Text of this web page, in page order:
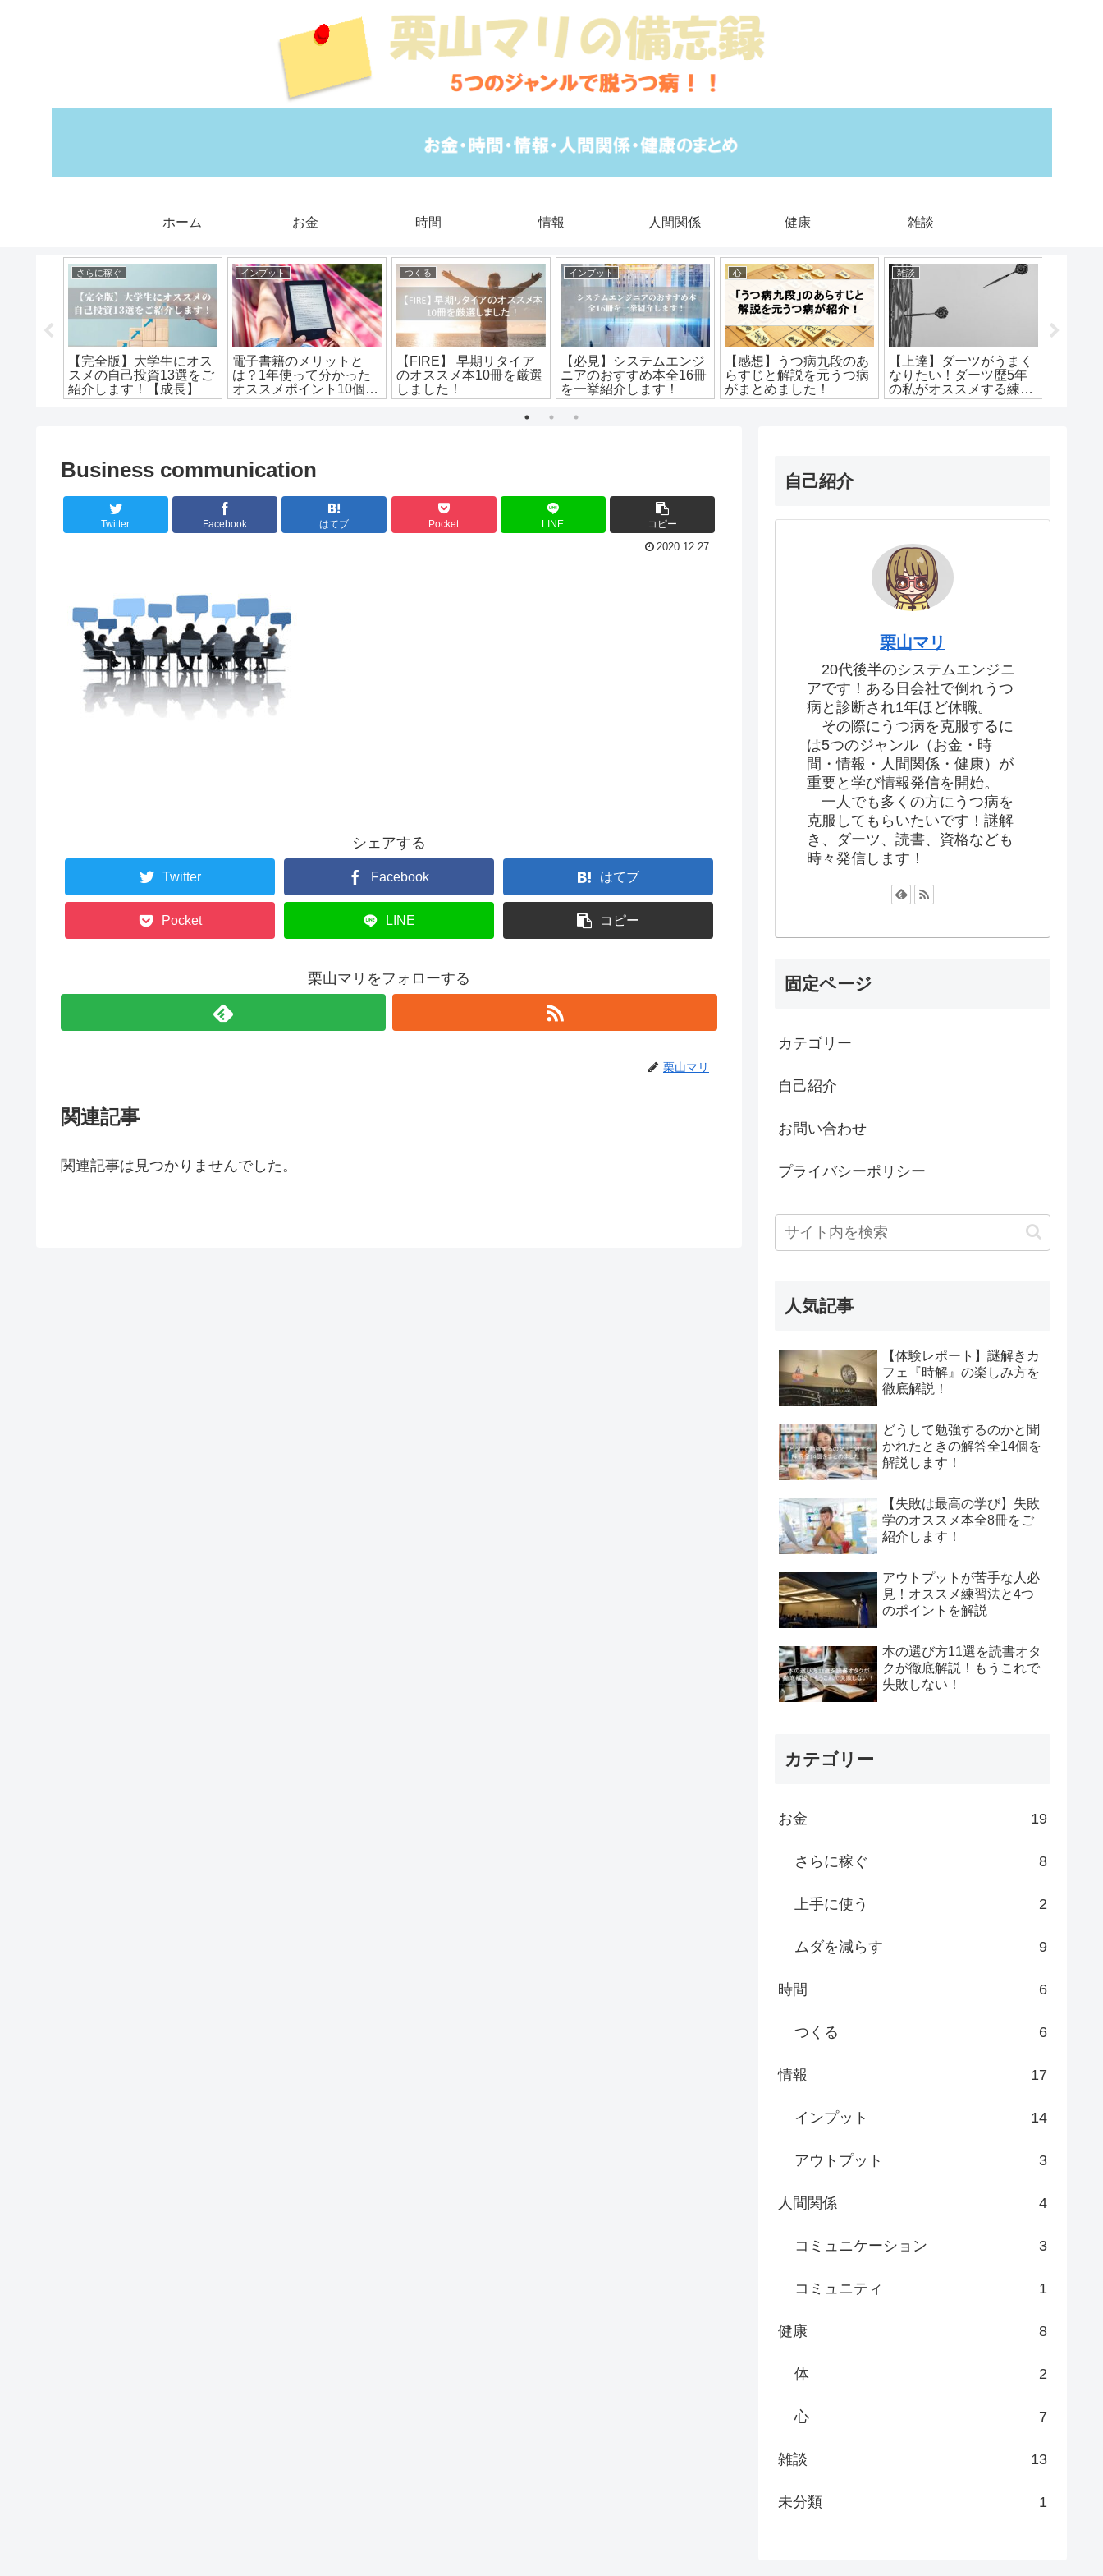
ホーム お金 時間 情報 人間関係 健康 雑談
さらに稼ぐ
【完全版】大学生にオス
スメの自己投資13選をご
紹介します！【成長】
インプット
電子書籍のメリットと
は？1年使って分かった
オススメポイント10個を
紹介します！
つくる
【FIRE】 早期リタイア
のオススメ本10冊を厳選
しました！
インプット
【必見】システムエンジ
ニアのおすすめ本全16冊
を一挙紹介します！
心
【感想】うつ病九段のあ
らすじと解説を元うつ病
がまとめました！
雑談
【上達】ダーツがうまく
なりたい！ダーツ歴5年
の私がオススメする練習
方法を徹底解説
Business communication
Twitter Facebook はてブ Pocket LINE コピー
2020.12.27
シェアする
Twitter Facebook はてブ
Pocket LINE コピー
栗山マリをフォローする
栗山マリ
関連記事
関連記事は見つかりませんでした。
自己紹介
栗山マリ
20代後半のシステムエンジニ
アです！ある日会社で倒れうつ
病と診断され1年ほど休職。
その際にうつ病を克服するに
は5つのジャンル（お金・時
間・情報・人間関係・健康）が
重要と学び情報発信を開始。
一人でも多くの方にうつ病を
克服してもらいたいです！謎解
き、ダーツ、読書、資格なども
時々発信します！
固定ページ
カテゴリー
自己紹介
お問い合わせ
プライバシーポリシー
人気記事
【体験レポート】謎解きカ
フェ『時解』の楽しみ方を
徹底解説！
どうして勉強するのかと聞
かれたときの解答全14個を
解説します！
【失敗は最高の学び】失敗
学のオススメ本全8冊をご
紹介します！
アウトプットが苦手な人必
見！オススメ練習法と4つ
のポイントを解説
本の選び方11選を読書オタ
クが徹底解説！もうこれで
失敗しない！
カテゴリー
お金 19
さらに稼ぐ 8
上手に使う 2
ムダを減らす 9
時間 6
つくる 6
情報 17
インプット 14
アウトプット 3
人間関係 4
コミュニケーション 3
コミュニティ 1
健康 8
体 2
心 7
雑談 13
未分類 1